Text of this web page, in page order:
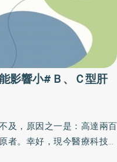
者罹患脂肪肝病的盛行率
肪肝病的形成有密切關聯。
肪肝病”﹚的定義為影像學診
險因子(包含糖尿病/糖尿病前
實證醫學顯示C型肝炎病患
，代謝異常脂肪肝病之盛
後可以提升健康並減少肝細
若有代謝異常脂肪肝病對日
備活性的腫瘤殺乾淨的話，
還有活性腫瘤細胞存在的話
的對象進行，余俊彥醫師解
動脈來的血流僅佔 25％，但
而來；栓塞治療即是透過
導管深入靠近腫瘤的肝動
攻擊癌細胞，進而達到治
脈，約20~30分鐘藥物就慢
影響小#Ｂ、Ｃ型肝
及，原因之一是：高達兩百
者。幸好，現今醫療科技進